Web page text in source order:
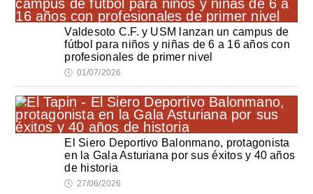
Valdesoto C.F. y USM lanzan un campus de
fútbol para niños y niñas de 6 a 16 años con
profesionales de primer nivel
🕔 01/07/2026
El Siero Deportivo Balonmano, protagonista
en la Gala Asturiana por sus éxitos y 40 años
de historia
🕔 27/06/2026